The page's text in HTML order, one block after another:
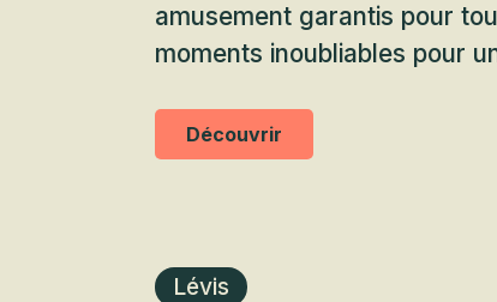
amusement garantis pour
moments inoubliables pour
Découvrir
Lévis